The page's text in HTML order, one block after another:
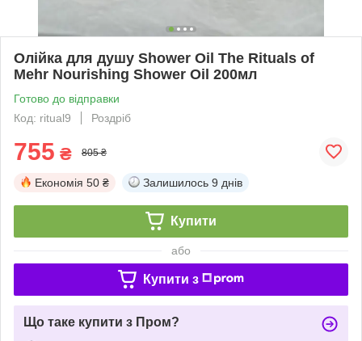
Олійка для душу Shower Oil The Rituals of
Mehr Nourishing Shower Oil 200мл
Готово до відправки
Код: ritual9
Роздріб
755 ₴ 805 ₴
Економія 50 ₴ Залишилось 9 днів
Купити
або
Купити з
Що таке купити з Пром?